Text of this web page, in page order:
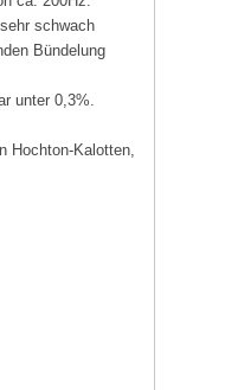
schwach
Bündelung
unter 0,3%.
Hochton-Kalotten,